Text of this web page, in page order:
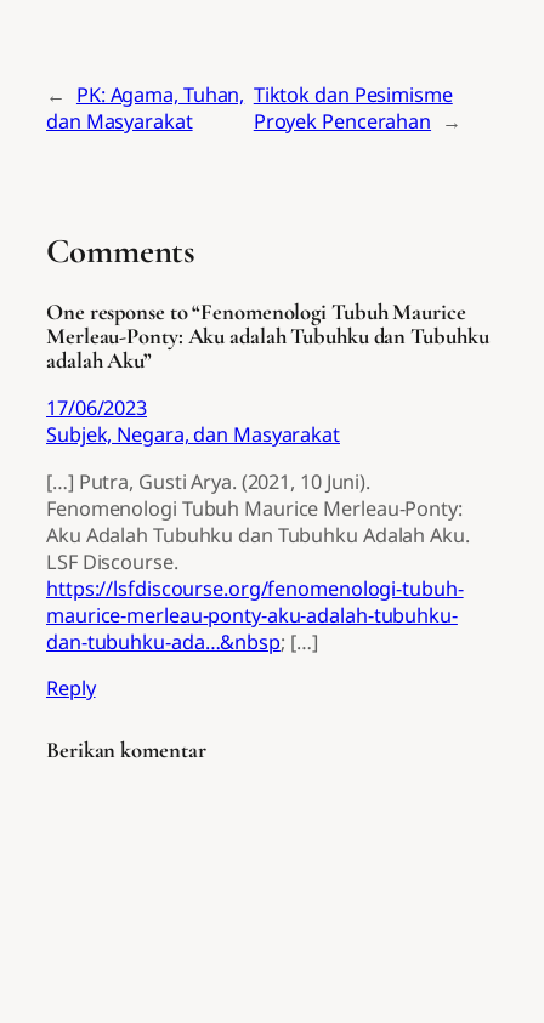
← PK: Agama, Tuhan,
dan Masyarakat
Tiktok dan Pesimisme
Proyek Pencerahan →
Comments
One response to “Fenomenologi Tubuh Maurice
Merleau-Ponty: Aku adalah Tubuhku dan Tubuhku
adalah Aku”
17/06/2023
Subjek, Negara, dan Masyarakat
[…] Putra, Gusti Arya. (2021, 10 Juni).
Fenomenologi Tubuh Maurice Merleau-Ponty:
Aku Adalah Tubuhku dan Tubuhku Adalah Aku.
LSF Discourse.
https://lsfdiscourse.org/fenomenologi-tubuh-
maurice-merleau-ponty-aku-adalah-tubuhku-
dan-tubuhku-ada…&nbsp; […]
Reply
Berikan komentar